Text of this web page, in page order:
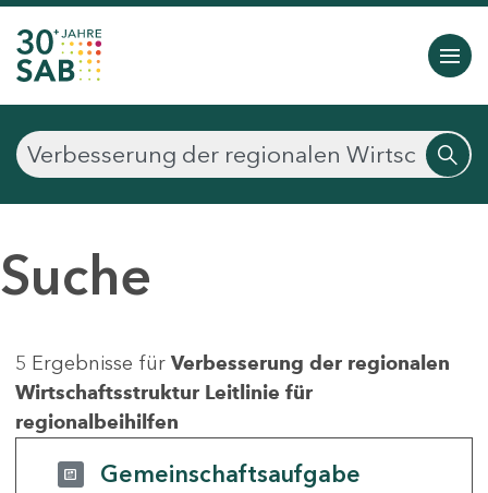
Suche
5 Ergebnisse für Verbesserung der regionalen
Wirtschaftsstruktur Leitlinie für
regionalbeihilfen
Gemeinschaftsaufgabe